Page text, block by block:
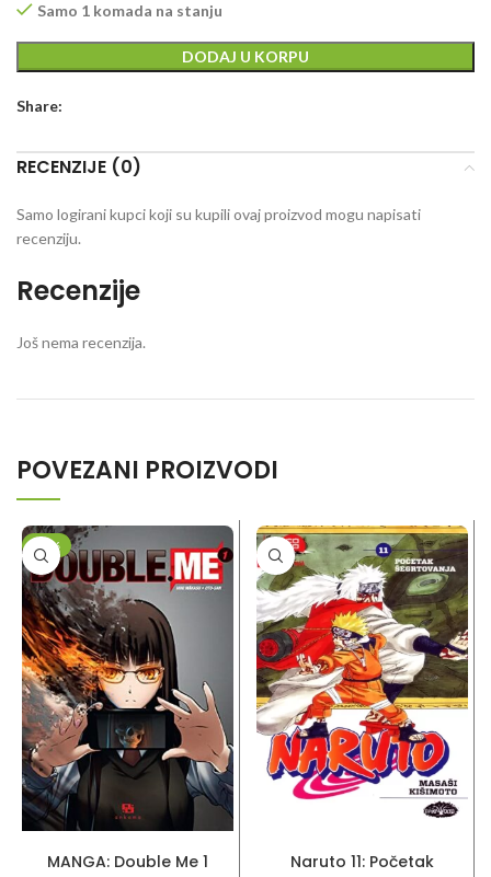
Samo 1 komada na stanju
DODAJ U KORPU
Share:
RECENZIJE (0)
Recenzije
Još nema recenzija.
Samo logirani kupci koji su kupili ovaj proizvod mogu napisati
recenziju.
POVEZANI PROIZVODI
-20%
MANGA: Double Me 1
Naruto 11: Početak